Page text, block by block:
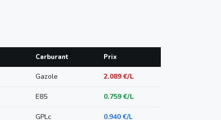
Carburant Prix
Gazole 2.089 €/L
E85 0.759 €/L
GPLc 0.940 €/L